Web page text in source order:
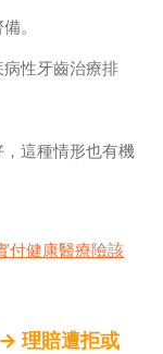
。
性牙齒治療排
這種情形也有機
付健康醫療險該
理賠遭拒或